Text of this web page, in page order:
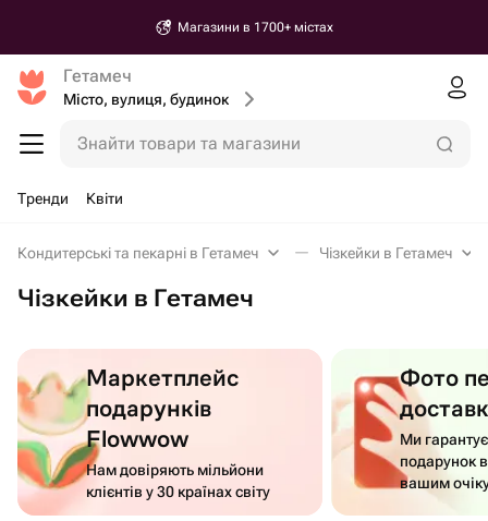
Магазини в 1700+ містах
Гетамеч
Місто, вулиця, будинок
Знайти товари та магазини
Тренди Квіти
Кондитерські та пекарні в Гетамеч Чізкейки в Гетамеч
Чізкейки в Гетамеч
Маркетплейс
подарунків
Flowwow
Нам довіряють мільйони
клієнтів у 30 країнах світу
Фото
Ми
подарунок
вашим